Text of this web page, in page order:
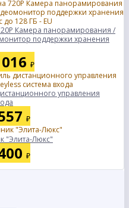
Камера панорамирования /
поддержки хранения
₽
управления
₽
"Элита-Люкс"
₽